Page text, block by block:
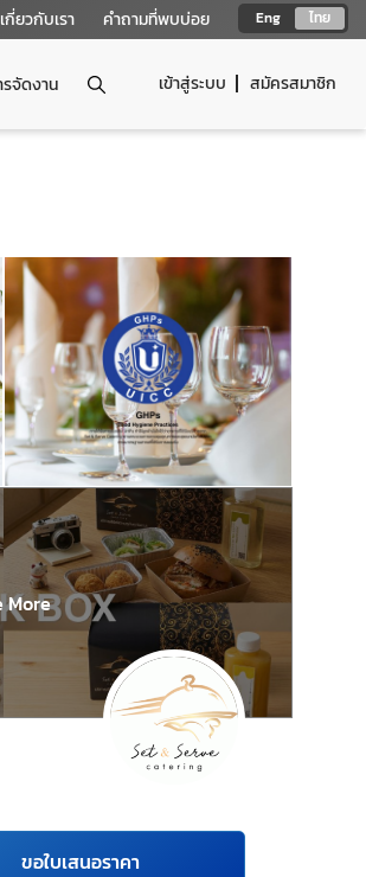
Eng ไทย
เกี่ยวกับเรา คำถามที่พบบ่อย
เข้าสู่ระบบ สมัครสมาชิก
จัดงาน
More
ขอใบเสนอราคา